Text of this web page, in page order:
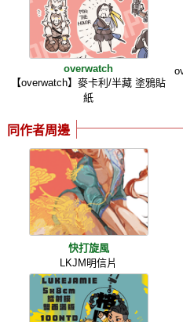
overwatch
【overwatch】麥卡利/半藏 塗鴉貼
紙
同作者周邊
快打旋風
LKJM明信片